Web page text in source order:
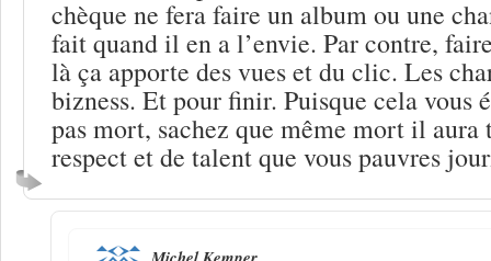
chèque ne fera faire un album ou une
fait quand il en a l’envie. Par contre,
là ça apporte des vues et du clic. Les
bizness. Et pour finir. Puisque cela vous
pas mort, sachez que même mort il aura
respect et de talent que vous pauvres